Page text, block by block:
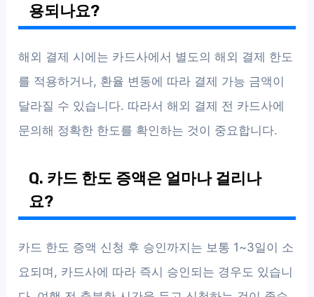
용되나요?
해외 결제 시에는 카드사에서 별도의 해외 결제 한도
를 적용하거나, 환율 변동에 따라 결제 가능 금액이
달라질 수 있습니다. 따라서 해외 결제 전 카드사에
문의해 정확한 한도를 확인하는 것이 중요합니다.
Q. 카드 한도 증액은 얼마나 걸리나
요?
카드 한도 증액 신청 후 승인까지는 보통 1~3일이 소
요되며, 카드사에 따라 즉시 승인되는 경우도 있습니